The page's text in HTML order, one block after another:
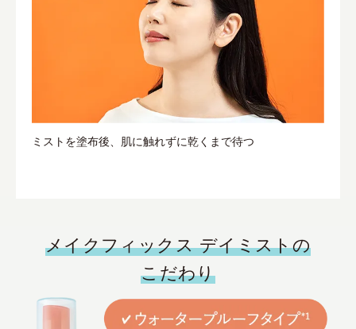
ミストを塗布後、肌に触れずに乾くまで待つ
メイクフィックス デイミストの
こだわり